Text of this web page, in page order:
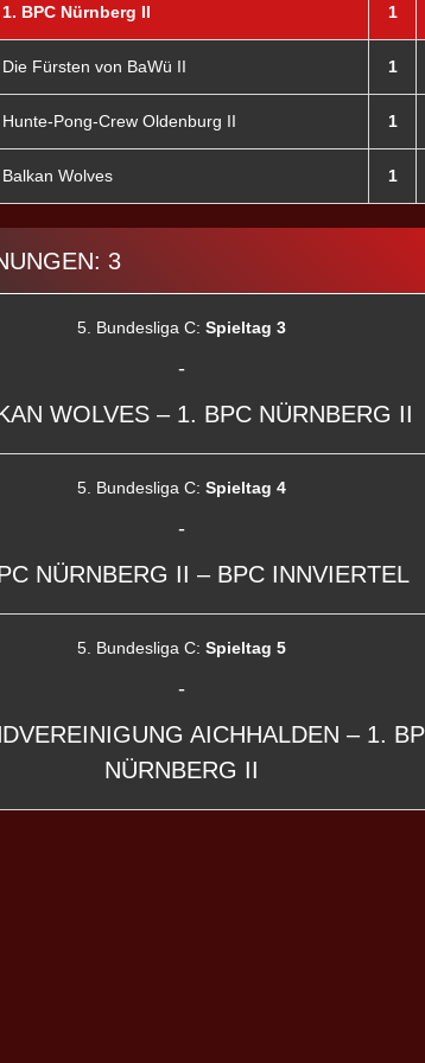
1. BPC Nürnberg II 1
Die Fürsten von BaWü II 1
Hunte-Pong-Crew Oldenburg II 1
Balkan Wolves 1
3
5. Bundesliga C: Spieltag 3
-
WOLVES – 1. BPC NÜRNBERG II
5. Bundesliga C: Spieltag 4
-
NÜRNBERG II – BPC INNVIERTEL
5. Bundesliga C: Spieltag 5
-
AICHHALDEN – 1.
NÜRNBERG II